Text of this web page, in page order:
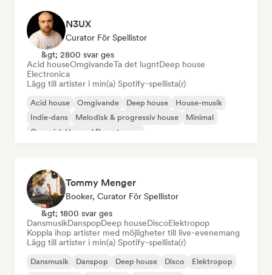
N3UX
Curator För Spellistor
&gt; 2800 svar ges
Acid houseOmgivandeTa det lugntDeep house
Electronica
Lägg till artister i min(a) Spotify-spellista(r)
Acid house Omgivande Deep house
House-musik
Indie-dans
Melodisk & progressiv house
Minimal
Organisk House / Downtempo
Tommy Menger
Booker, Curator För Spellistor
&gt; 1800 svar ges
DansmusikDanspopDeep houseDiscoElektropop
Koppla ihop artister med möjligheter till live-evenemang
Lägg till artister i min(a) Spotify-spellista(r)
Dansmusik Danspop Deep house Disco
Elektropop